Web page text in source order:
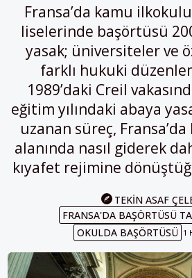
Fransa’da kamu
liselerinde başörtüsü
yasak; üniversiteler ve
farklı hukuki
1989’daki Creil
eğitim yılındaki abaya
uzanan süreç,
alanında nasıl giderek
kıyafet rejimine
TEKIN ASAF
FRANSA'DA BAŞÖRTÜSÜ
OKULDA BAŞÖRTÜSÜ 1